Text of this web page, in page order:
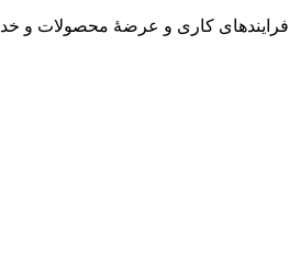
فرايندهای كاری و عرضۀ محصولات و